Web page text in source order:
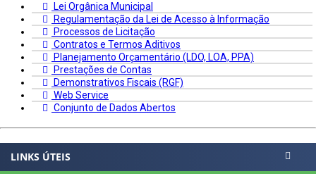
Lei Orgânica Municipal
Regulamentação da Lei de Acesso à Informação
Processos de Licitação
Contratos e Termos Aditivos
Planejamento Orçamentário (LDO, LOA, PPA)
Prestações de Contas
Demonstrativos Fiscais (RGF)
Web Service
Conjunto de Dados Abertos
LINKS ÚTEIS